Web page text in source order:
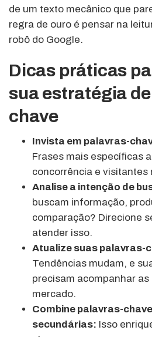
de um texto mecânico que
regra de ouro é pensar na
robô do Google.
Dicas práticas
sua estratégia
chave
Invista em palavras-
Frases mais específicas
concorrência e visitantes
Analise a intenção de
buscam informação,
comparação? Direcione
atender isso.
Atualize suas palavras-
Tendências mudam, e
precisam acompanhar
mercado.
Combine palavras-
secundárias: Isso